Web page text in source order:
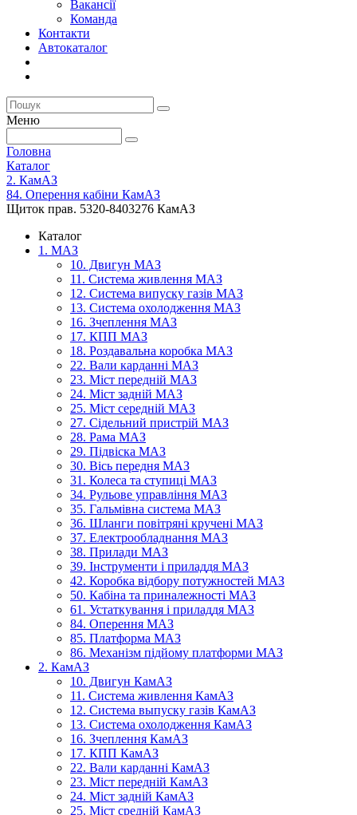
Вакансії
Команда
Контакти
Автокаталог
Меню
Головна
Каталог
2. КамАЗ
84. Оперення кабіни КамАЗ
Щиток прав. 5320-8403276 КамАЗ
Каталог
1. МАЗ
10. Двигун МАЗ
11. Система живлення МАЗ
12. Система випуску газів МАЗ
13. Система охолодження МАЗ
16. Зчеплення МАЗ
17. КПП МАЗ
18. Роздавальна коробка МАЗ
22. Вали карданні МАЗ
23. Міст передній МАЗ
24. Міст задній МАЗ
25. Міст середній МАЗ
27. Сідельний пристрій МАЗ
28. Рама МАЗ
29. Підвіска МАЗ
30. Вісь передня МАЗ
31. Колеса та ступиці МАЗ
34. Рульове управління МАЗ
35. Гальмівна система МАЗ
36. Шланги повітряні кручені МАЗ
37. Електрообладнання МАЗ
38. Прилади МАЗ
39. Інструменти і приладдя МАЗ
42. Коробка відбору потужностей МАЗ
50. Кабіна та приналежності МАЗ
61. Устаткування і приладдя МАЗ
84. Оперення МАЗ
85. Платформа МАЗ
86. Механізм підйому платформи МАЗ
2. КамАЗ
10. Двигун КамАЗ
11. Система живлення КамАЗ
12. Система выпуску газів КамАЗ
13. Система охолодження КамАЗ
16. Зчеплення КамАЗ
17. КПП КамАЗ
22. Вали карданні КамАЗ
23. Міст передній КамАЗ
24. Міст задній КамАЗ
25. Міст средній КамАЗ